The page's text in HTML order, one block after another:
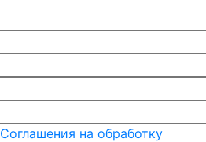
Соглашения на обработку